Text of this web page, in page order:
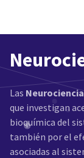
Las
que investigan
bioquímica del
también por el
asociadas al